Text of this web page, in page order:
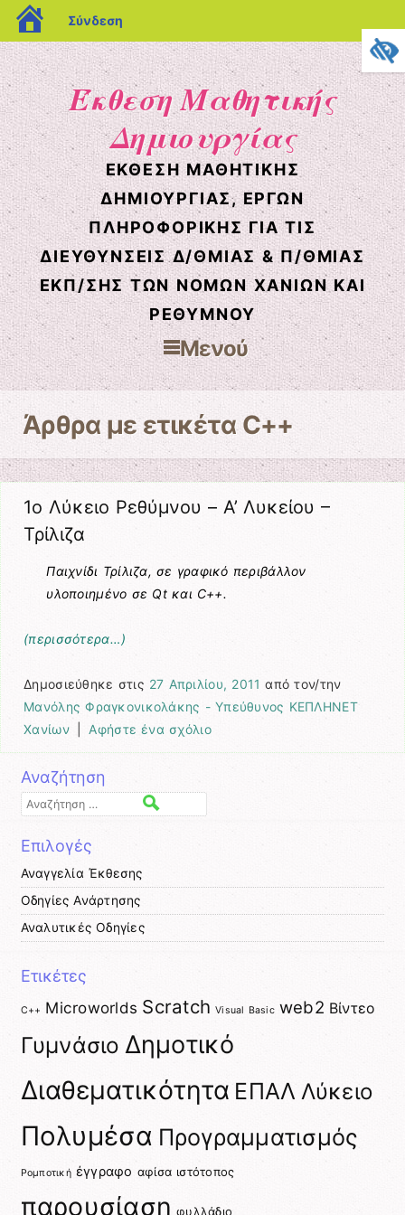
blogs.sch.gr
Σύνδεση
Έκθεση Μαθητικής
Δημιουργίας
ΈΚΘΕΣΗ ΜΑΘΗΤΙΚΉΣ
ΔΗΜΙΟΥΡΓΊΑΣ, ΈΡΓΩΝ
ΠΛΗΡΟΦΟΡΙΚΉΣ ΓΙΑ ΤΙΣ
ΔΙΕΥΘΎΝΣΕΙΣ Δ/ΘΜΙΑΣ & Π/ΘΜΙΑΣ
ΕΚΠ/ΣΗΣ ΤΩΝ ΝΟΜΏΝ ΧΑΝΊΩΝ ΚΑΙ
ΡΕΘΎΜΝΟΥ
Μενού
Μετάβαση στο περιεχόμενο
Άρθρα με ετικέταC++
1ο Λύκειο Ρεθύμνου – A’ Λυκείου –
Τρίλιζα
Παιχνίδι Τρίλιζα, σε γραφικό περιβάλλον
υλοποιημένο σε Qt και C++.
(περισσότερα…)
Δημοσιεύθηκε στις 27 Απριλίου, 2011 από τον/την
Μανόλης Φραγκονικολάκης - Υπεύθυνος ΚΕΠΛΗΝΕΤ
Χανίων
Αφήστε ένα σχόλιο
Αναζήτηση
Αναζήτηση
Επιλογές
Αναγγελία Έκθεσης
Οδηγίες Ανάρτησης
Αναλυτικές Οδηγίες
Ετικέτες
C++ Microworlds Scratch Visual Basic web2 Βίντεο
Γυμνάσιο Δημοτικό
Διαθεματικότητα ΕΠΑΛ Λύκειο
Πολυμέσα Προγραμματισμός
Ρομποτική έγγραφο αφίσα ιστότοπος
παρουσίαση φυλλάδιο